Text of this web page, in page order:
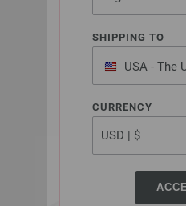
SHIPPING TO
USA - The
of America
CURRENCY
7,0/